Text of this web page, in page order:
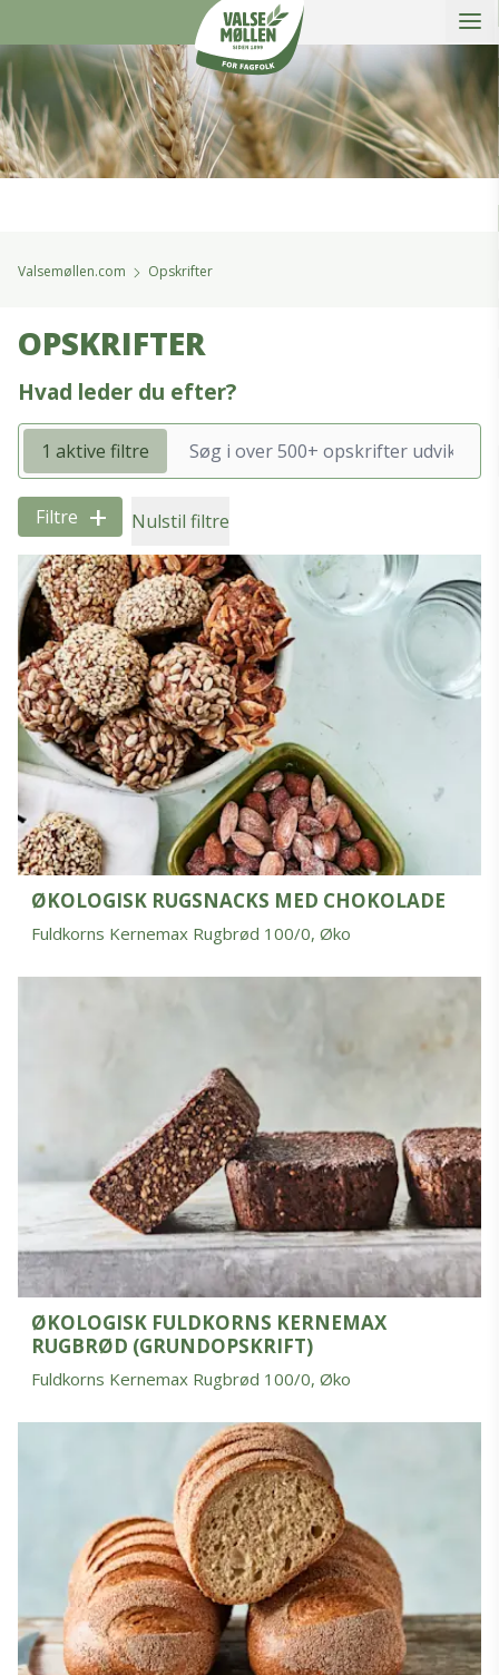
Valsemøllen A/S
Valsemøllen.com Opskrifter
OPSKRIFTER
Hvad leder du efter?
1 aktive filtre
Filtre + Nulstil filtre
ØKOLOGISK RUGSNACKS MED CHOKOLADE
Fuldkorns Kernemax Rugbrød 100/0, Øko
ØKOLOGISK FULDKORNS KERNEMAX
RUGBRØD (GRUNDOPSKRIFT)
Fuldkorns Kernemax Rugbrød 100/0, Øko